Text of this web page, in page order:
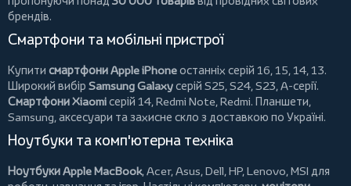
брендів.
Смартфони та мобільні пристрої
Купити смартфони Apple iPhoneостанніх серій 16, 15, 14, 13.
Широкий вибір Samsung Galaxyсерій S25, S24, S23, A-серії.
Смартфони Xiaomiсерій 14, Redmi Note, Redmi. Планшети,
Samsung, аксесуари тазахисне скло з доставкою по Україні.
Ноутбуки та комп'ютерна техніка
Ноутбуки Apple MacBook,Acer,Asus,Dell,HP,Lenovo,MSI для